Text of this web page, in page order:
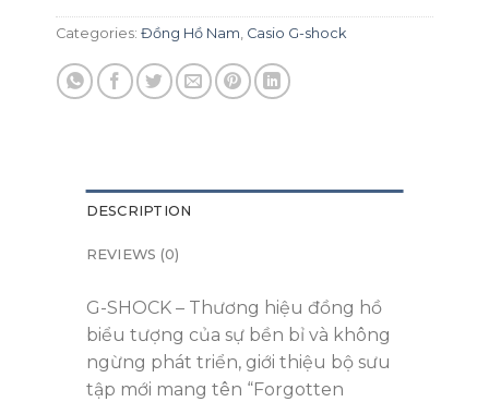
Categories: Đồng Hồ Nam Casio G-shock
DESCRIPTION
REVIEWS (0)
G-SHOCK – Thương hiệu đồng hồ
biểu tượng của sự bền bỉ và không
ngừng phát triển, giới thiệu bộ sưu
tập mới mang tên “Forgotten